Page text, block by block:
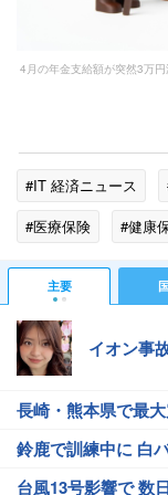
4月の年金支給額が突然3万
#IT 経済ニュース
#医療保険
#健康
#日本年金機構
#
#介護保険料
#介
主要
イオン事
長崎・熊本県で最
鈴鹿で訓練中に 白
台風13号影響で 数